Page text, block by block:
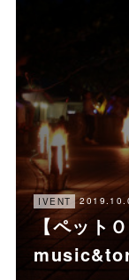
IVENT
【ペット